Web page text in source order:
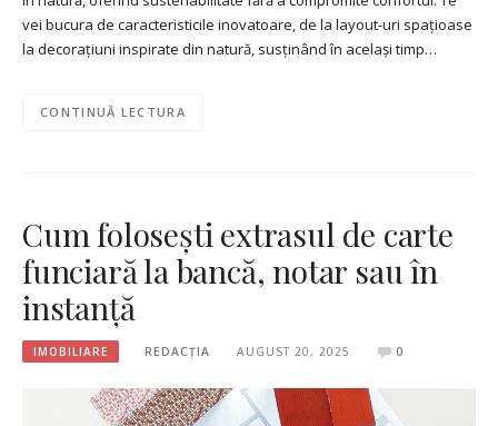
vei bucura de caracteristicile inovatoare, de la layout-uri spațioase
la decorațiuni inspirate din natură, susținând în același timp…
CONTINUĂ LECTURA
Cum folosești extrasul de carte
funciară la bancă, notar sau în
instanță
IMOBILIARE REDACȚIA AUGUST 20, 2025 0